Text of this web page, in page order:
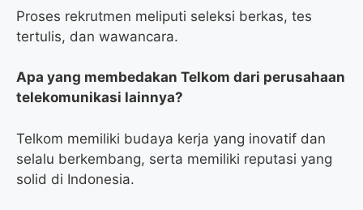
Proses rekrutmen meliputi seleksi berkas, tes
tertulis, dan wawancara.
Apa yang membedakan Telkom dari perusahaan
telekomunikasi lainnya?
Telkom memiliki budaya kerja yang inovatif dan
selalu berkembang, serta memiliki reputasi yang
solid di Indonesia.